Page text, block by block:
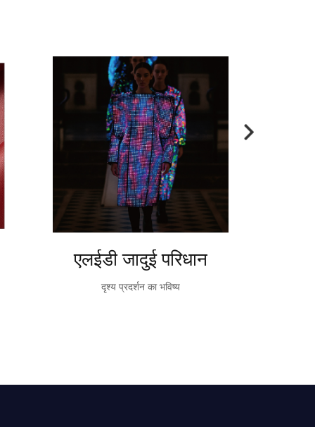
एलईडी जादुई परिधान
दृश्य प्रदर्शन का भविष्य